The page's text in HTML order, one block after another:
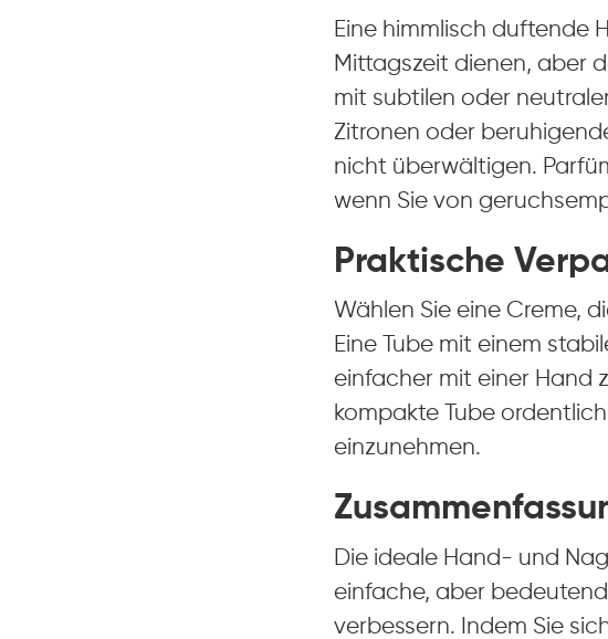
Eine himmlisch duftende
Mittagszeit dienen, aber
mit subtilen oder
Zitronen oder
nicht überwältigen.
wenn Sie von
Praktische
Wählen Sie eine Creme,
Eine Tube mit einem
einfacher mit einer Hand
kompakte Tube
einzunehmen.
Die ideale Hand- und
einfache, aber
verbessern. Indem Sie